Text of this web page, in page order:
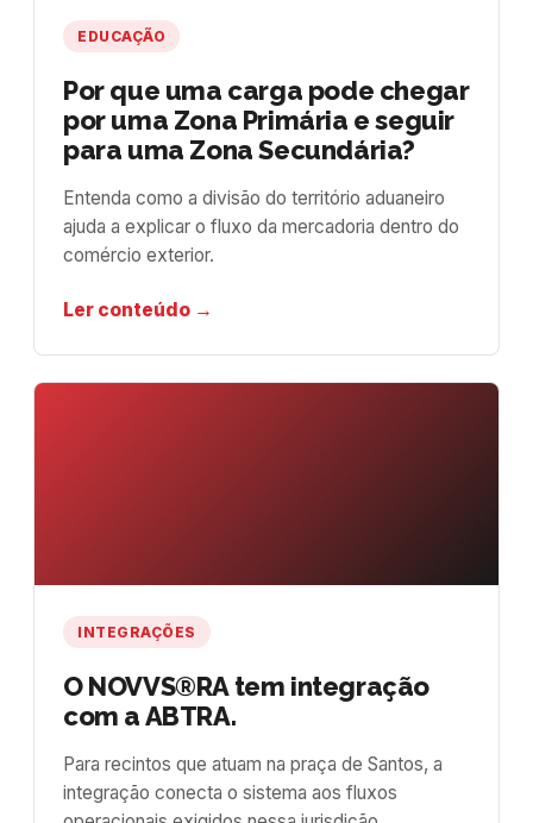
EDUCAÇÃO
Por que uma carga pode chegar
por uma Zona Primária e seguir
para uma Zona Secundária?
Entenda como a divisão do território aduaneiro
ajuda a explicar o fluxo da mercadoria dentro do
comércio exterior.
Ler conteúdo →
INTEGRAÇÕES
O NOVVS®RA tem integração
com a ABTRA.
Para recintos que atuam na praça de Santos, a
integração conecta o sistema aos fluxos